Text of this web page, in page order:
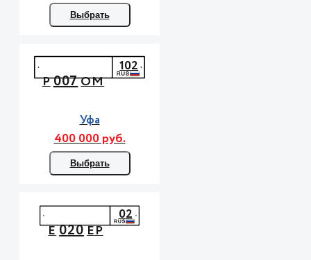
Выбрать
Р007ОМ
102
Уфа
400 000 руб.
Выбрать
Е020ЕР
02